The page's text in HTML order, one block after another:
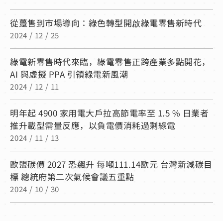
從躉售到市場導向：綠色轉型開啟綠電零售新時代
2024 / 12 / 25
綠電新零售時代來臨，綠電零售正跨產業多點開花，
AI 與虛擬 PPA 引領綠電新風潮
2024 / 12 / 11
明年起 4900 家用電大戶拉高節電率至 1.5 % 日業者
推升載型需量反應，以負電價消耗過剩綠電
2024 / 11 / 13
歐盟碳價 2027 恐飆升 每噸111.14歐元 台灣新減碳目
標 總統府第二次氣候會議五重點
2024 / 10 / 30